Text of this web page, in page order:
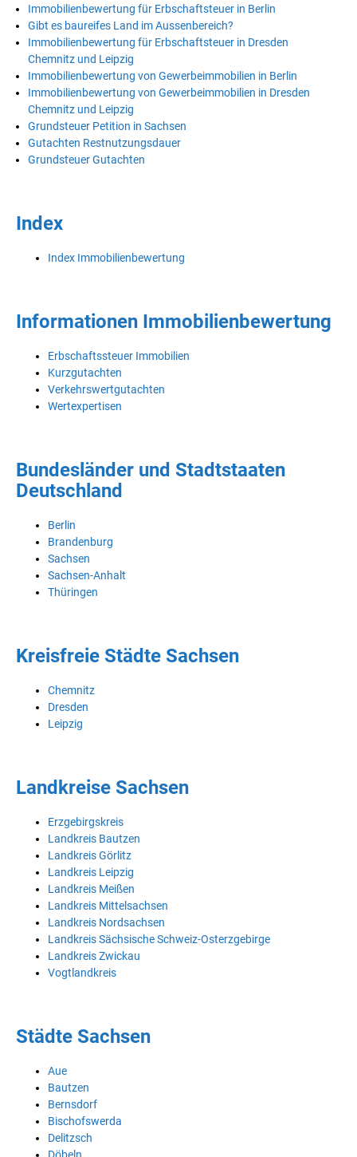
Immobilienbewertung für Erbschaftsteuer in Berlin
Gibt es baureifes Land im Aussenbereich?
Immobilienbewertung für Erbschaftsteuer in Dresden
Chemnitz und Leipzig
Immobilienbewertung von Gewerbeimmobilien in Berlin
Immobilienbewertung von Gewerbeimmobilien in Dresden
Chemnitz und Leipzig
Grundsteuer Petition in Sachsen
Gutachten Restnutzungsdauer
Grundsteuer Gutachten
Index
Index Immobilienbewertung
Informationen Immobilienbewertung
Erbschaftssteuer Immobilien
Kurzgutachten
Verkehrswertgutachten
Wertexpertisen
Bundesländer und Stadtstaaten
Deutschland
Berlin
Brandenburg
Sachsen
Sachsen-Anhalt
Thüringen
Kreisfreie Städte Sachsen
Chemnitz
Dresden
Leipzig
Landkreise Sachsen
Erzgebirgskreis
Landkreis Bautzen
Landkreis Görlitz
Landkreis Leipzig
Landkreis Meißen
Landkreis Mittelsachsen
Landkreis Nordsachsen
Landkreis Sächsische Schweiz-Osterzgebirge
Landkreis Zwickau
Vogtlandkreis
Städte Sachsen
Aue
Bautzen
Bernsdorf
Bischofswerda
Delitzsch
Döbeln